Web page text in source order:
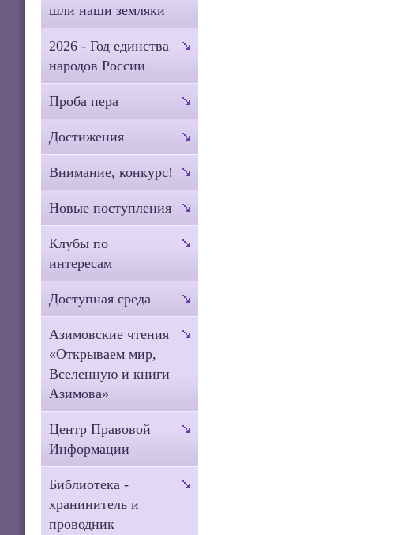
шли наши земляки
2026 - Год единства
народов России
Проба пера
Достижения
Внимание, конкурс!
Новые поступления
Клубы по
интересам
Доступная среда
Азимовские чтения
«Открываем мир,
Вселенную и книги
Азимова»
Центр Правовой
Информации
Библиотека -
хранинитель и
проводник